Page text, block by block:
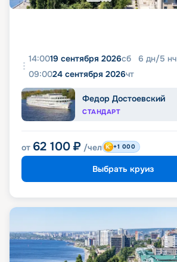
14:0019 сентября 2026сб 6 дн/5 нч
09:0024 сентября 2026чт
Федор Достоевский
СТАНДАРТ
от 62 100 ₽ /чел +1 000
Выбрать круиз